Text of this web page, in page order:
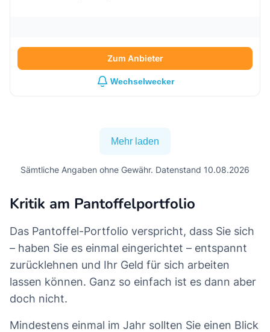
Zum Anbieter
Wechselwecker
Mehr laden
Sämtliche Angaben ohne Gewähr. Datenstand 10.08.2026
Kritik am Pantoffelportfolio
Das Pantoffel-Portfolio verspricht, dass Sie sich
– haben Sie es einmal eingerichtet – entspannt
zurücklehnen und Ihr Geld für sich arbeiten
lassen können. Ganz so einfach ist es dann aber
doch nicht.
Mindestens einmal im Jahr sollten Sie einen Blick